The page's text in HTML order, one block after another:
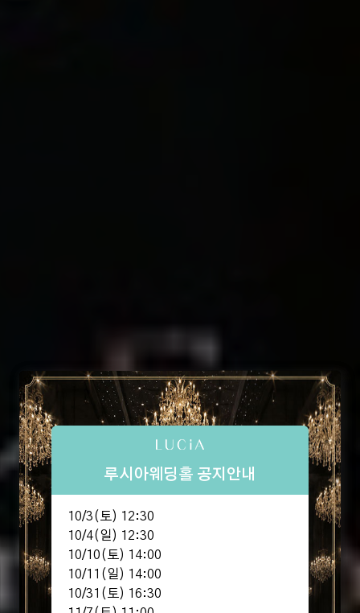
루시아웨딩홀 공지안내
10/3(토) 12:30
10/4(일) 12:30
10/10(토) 14:00
10/11(일) 14:00
10/31(토) 16:30